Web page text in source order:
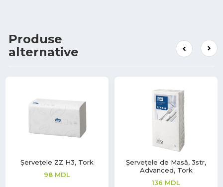
Produse
alternative
Șervețele ZZ H3, Tork
98 MDL
Șervețele de Masă, 3str,
Advanced, Tork
136 MDL